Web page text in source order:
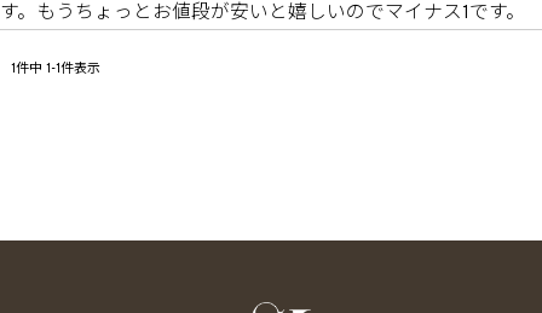
す。もうちょっとお値段が安いと嬉しいのでマイナス1です。
1件中 1-1件表示